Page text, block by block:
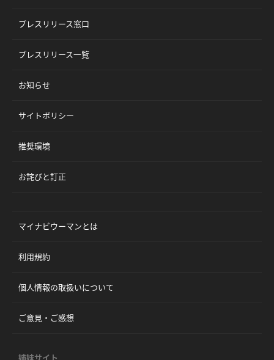
プレスリリース窓口
プレスリリース一覧
お知らせ
サイトポリシー
推奨環境
お詫びと訂正
マイナビウーマンとは
利用規約
個人情報の取扱いについて
ご意見・ご感想
姉妹サイト